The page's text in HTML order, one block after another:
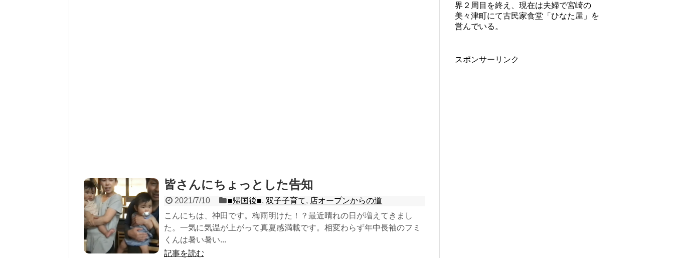
皆さんにちょっとした告知
2021/7/10 ■帰国後■,双子子育て, 店オープンからの道
こんにちは、神田です。梅雨明けた！？最近晴れの日が増えてきまし
た。一気に気温が上がって真夏感満載です。相変わらず年中長袖のフミ
くんは暑い暑い...
記事を読む
界２周目を終え、現在は夫婦で宮崎の
美々津町にて古民家食堂「ひなた屋」を
営んでいる。
スポンサーリンク